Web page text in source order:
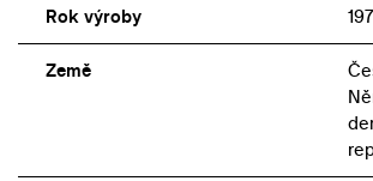
Rok výroby
Země